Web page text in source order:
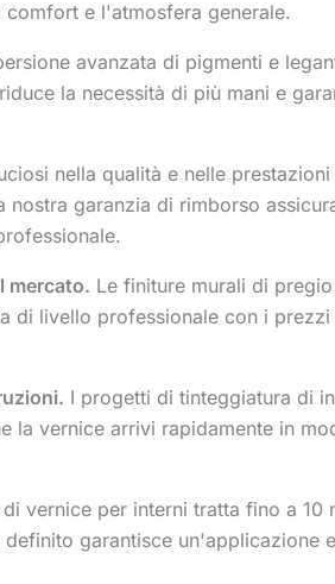
e l'atmosfera generale.
avanzata di pigmenti e
la necessità di più mani e
nella qualità e nelle
garanzia di rimborso
mercato. Le finiture murali di
di livello professionale con i
I progetti di tinteggiatura di
vernice arrivi rapidamente in
vernice per interni tratta fino a 10
garantisce un'applicazione